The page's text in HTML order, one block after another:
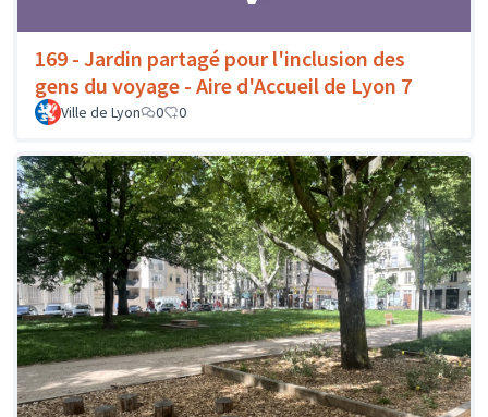
169 - Jardin partagé pour l'inclusion des
gens du voyage - Aire d'Accueil de Lyon 7
Ville de Lyon 0 0